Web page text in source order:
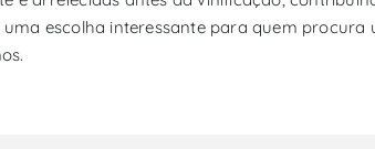
escolha interessante para quem